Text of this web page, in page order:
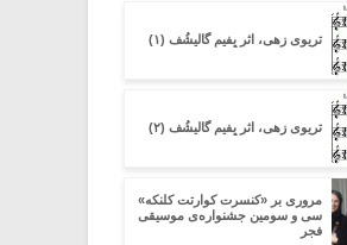
تریوی زهی، اثرِ یِفیم گالیشُف (۱)
تریوی زهی، اثرِ یِفیم گالیشُف (۲)
مروری بر «کنسرت کوارتت کلنکه»
سی و سومین جشنواره‌ی موسیقی
فجر